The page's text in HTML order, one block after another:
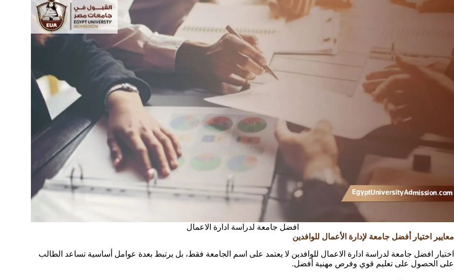
افضل جامعة لدراسة ادارة الاعمال
معايير اختيار أفضل جامعة لإدارة الأعمال للوافدين
اختيار افضل جامعة لدراسة ادارة الاعمال للوافدين لا يعتمد على اسم الجامعة فقط، بل يرتبط بعدة عوامل أساسية تساعد الطالب
على الحصول على تعليم قوي وفرص مهنية أفضل.